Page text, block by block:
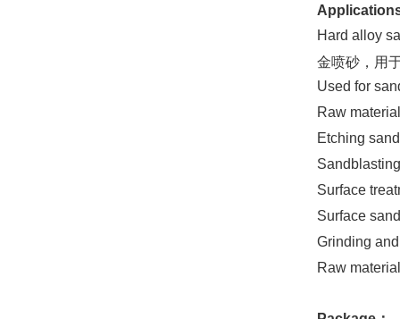
Hard alloy
金喷砂，用
Used for
Raw
Etching
Surface
Surface
Grinding
Raw